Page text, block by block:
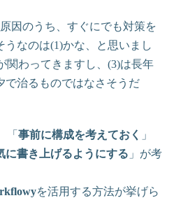
因のうち、すぐにでも対策を
うなのは(1)かな、と思いまし
関わってきますし、(3)は長年
で治るものではなさそうだ
「 事前に構成を考えておく
」
に書き上げるようにする 」が考
を活用する方法が挙げら